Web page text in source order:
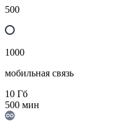
500
1000
мобильная связь
10 Гб
500 мин